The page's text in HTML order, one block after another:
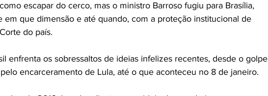
escapar do cerco, mas o ministro Barroso fugiu para Brasília,
em que dimensão e até quando, com a proteção institucional de
do país.
enfrenta os sobressaltos de ideias infelizes recentes, desde o golpe
encarceramento de Lula, até o que aconteceu no 8 de janeiro.